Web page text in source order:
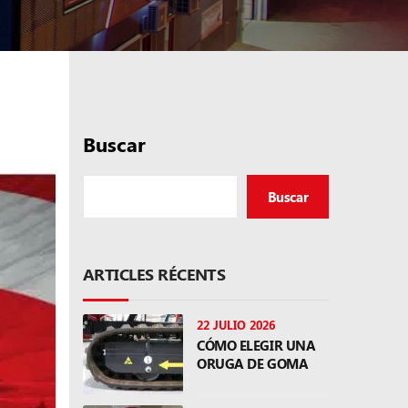
Buscar
Buscar
ARTICLES RÉCENTS
22 JULIO 2026
CÓMO ELEGIR UNA
ORUGA DE GOMA